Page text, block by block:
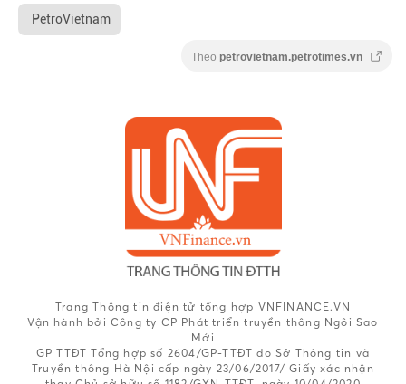
PetroVietnam
Theo petrovietnam.petrotimes.vn
Trang Thông tin điện tử tổng hợp VNFINANCE.VN
Vận hành bởi Công ty CP Phát triển truyền thông Ngôi Sao
Mới
GP TTĐT Tổng hợp số 2604/GP-TTĐT do Sở Thông tin và
Truyền thông Hà Nội cấp ngày 23/06/2017/ Giấy xác nhận